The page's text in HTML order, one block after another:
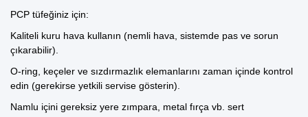
PCP tüfeğiniz için:
Kaliteli kuru hava kullanın (nemli hava, sistemde pas ve sorun
çıkarabilir).
O-ring, keçeler ve sızdırmazlık elemanlarını zaman içinde kontrol
edin (gerekirse yetkili servise gösterin).
Namlu içini gereksiz yere zımpara, metal fırça vb. sert